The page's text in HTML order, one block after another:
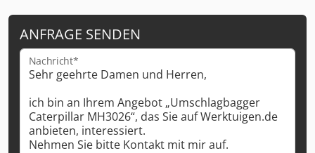
ANFRAGE SENDEN
Nachricht*